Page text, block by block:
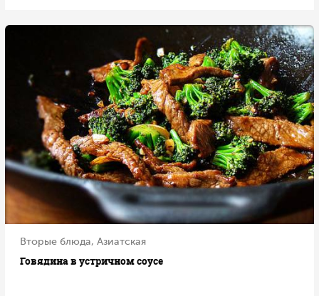
Вторые блюда, Азиатская
Говядина в устричном соусе